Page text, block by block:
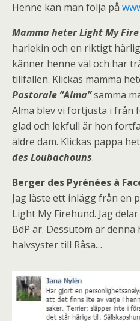
Henne kan man följa på
Mamma heter Light My
harlekin och en riktigt
känner henne väl och har
tillfällen. Klickas mamma
Pastorale ”Alma”samma
Alma blev vi förtjusta i från
glad och lekfull är hon
äldre dam. Klickas pappa
des Loubachouns.
Berger des Pyrénées à
Jag läste ett inlägg från en
Light My Firehund. Jag
BdP är. Dessutom är denna
halvsyster till Råsa…